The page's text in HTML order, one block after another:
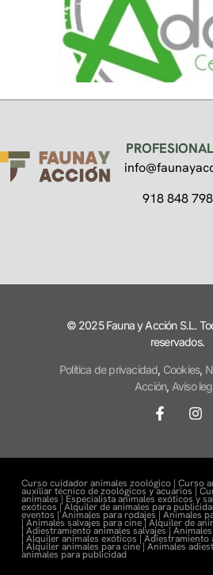
918 848 798
© 2025 Fauna y Acción S.L.
reservados.
Política de privacidad, Cookies,
Acción, Aviso
Curso cuidador animales zoológico | Curso
auxiliar técnico de zoológicos y acuarios |
animales |Especialista animales exóticos y
exóticos |Alquiler de animales para
eventos |Animales para rodajes |Animales
|Animales salvajes para cine |Alquiler de
| Adiestramiento animales salvajes |
| Alquiler animales exóticos |Adiestramiento
| Alquiler animales para cine |Animales
animales para publicidad